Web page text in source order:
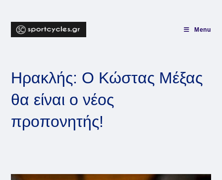
content
Menu
Ηρακλής: Ο Κώστας Μέξας
θα είναι ο νέος
προπονητής!